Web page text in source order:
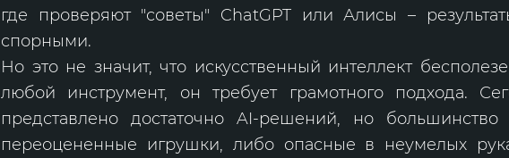
где проверяют "советы" ChatGPT или Алисы –
спорными.
Но это не значит, что искусственный интеллект
любой инструмент, он требует грамотного подхода.
представлено достаточно AI-решений, но
переоцененные игрушки, либо опасные в неумелых